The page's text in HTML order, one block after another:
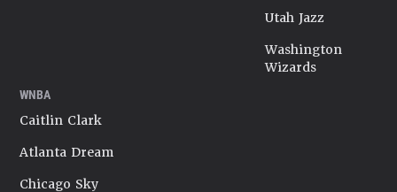
Utah Jazz
Washington
Wizards
WNBA
Caitlin Clark
Atlanta Dream
Chicago Sky